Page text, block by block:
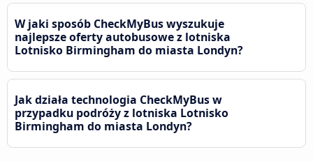
W jaki sposób CheckMyBus wyszukuje
najlepsze oferty autobusowe z lotniska
Lotnisko Birmingham do miasta Londyn?
Jak działa technologia CheckMyBus w
przypadku podróży z lotniska Lotnisko
Birmingham do miasta Londyn?